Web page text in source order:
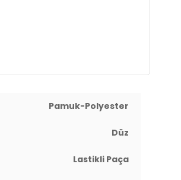
Pamuk-Polyester
Düz
Lastikli Paça